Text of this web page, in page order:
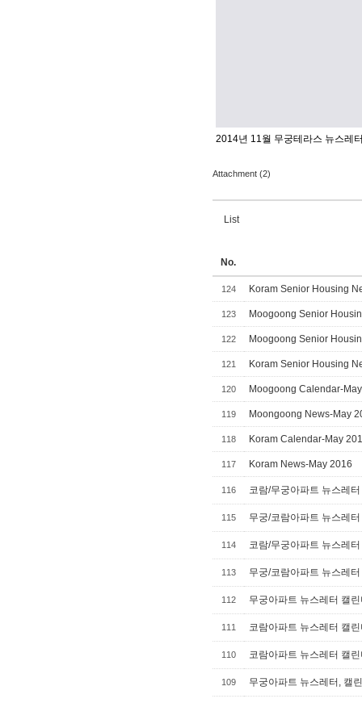
2014년 11월 무궁테라스 뉴스레
Attachment (2)
List
No.
124 Koram Senior Housing
123 Moogoong Senior
122 Moogoong Senior
121 Koram Senior Housing
120 Moogoong Calendar-
119 Moongoong News-May
118 Koram Calendar-May
117 Koram News-May 2016
116 코람/무궁아파트 뉴스레
115 무궁/코람아파트 뉴스레
114 코람/무궁아파트 뉴스레
113 무궁/코람아파트 뉴스레
112 무궁아파트 뉴스레터 캘
111 코람아파트 뉴스레터 캘
110 코람아파트 뉴스레터 캘
109 무궁아파트 뉴스레터, 캘